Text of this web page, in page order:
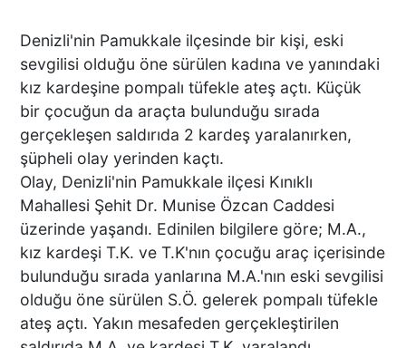
Denizli'nin Pamukkale ilçesinde bir kişi, eski
sevgilisi olduğu öne sürülen kadına ve yanındaki
kız kardeşine pompalı tüfekle ateş açtı. Küçük
bir çocuğun da araçta bulunduğu sırada
gerçekleşen saldırıda 2 kardeş yaralanırken,
şüpheli olay yerinden kaçtı.
Olay, Denizli'nin Pamukkale ilçesi Kınıklı
Mahallesi Şehit Dr. Munise Özcan Caddesi
üzerinde yaşandı. Edinilen bilgilere göre; M.A.,
kız kardeşi T.K. ve T.K'nın çocuğu araç içerisinde
bulunduğu sırada yanlarına M.A.'nın eski sevgilisi
olduğu öne sürülen S.Ö. gelerek pompalı tüfekle
ateş açtı. Yakın mesafeden gerçekleştirilen